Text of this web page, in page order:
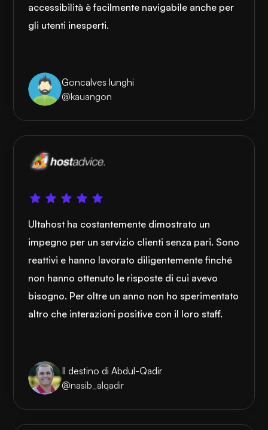
accessibilità è facilmente navigabile anche per
gli utenti inesperti.
Goncalves lunghi
@kauangon
Ultahost ha costantemente dimostrato un
impegno per un servizio clienti senza pari. Sono
reattivi e hanno lavorato diligentemente finché
non hanno ottenuto le risposte di cui avevo
bisogno. Per oltre un anno non ho sperimentato
altro che interazioni positive con il loro staff.
Il destino di Abdul-Qadir
@nasib_alqadir